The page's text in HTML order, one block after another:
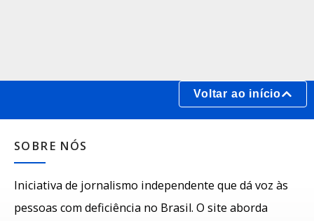
Voltar ao início
SOBRE NÓS
Iniciativa de jornalismo independente que dá voz às
pessoas com deficiência no Brasil. O site aborda